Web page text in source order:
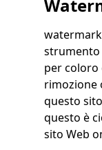
strumento
per coloro
rimozione
questo
questo è
sito Web